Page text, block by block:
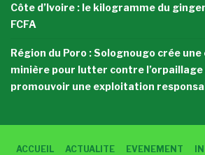
Côte d’Ivoire : le kilogramme du
FCFA
Région du Poro : Solognougo crée
minière pour lutter contre
promouvoir une exploitation
ACCUEIL ACTUALITE EVENEMENT